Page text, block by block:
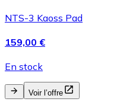
NTS-3 Kaoss Pad
159,00 €
En stock
Voir l’offre